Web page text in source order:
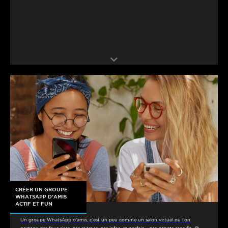
CRÉER UN GROUPE
WHATSAPP D’AMIS
ACTIF ET FUN
Un groupe WhatsApp d’amis, c’est un peu comme un salon virtuel où l’on